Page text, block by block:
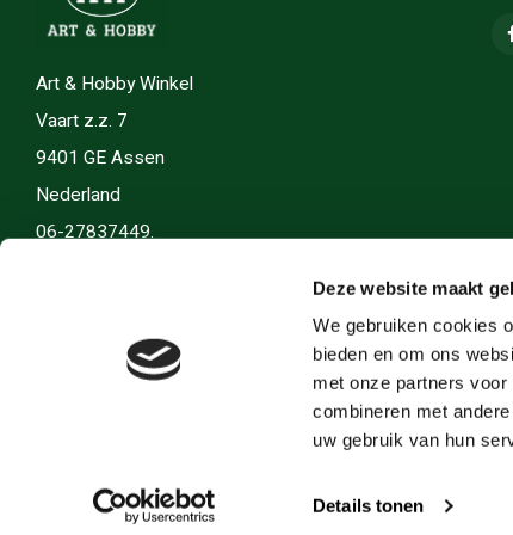
Deze website maakt
We gebruiken cookies
bieden en om ons
met onze partners
combineren met
uw gebruik van hun
Details tonen
Art & Hobby Winkel
Vaart z.z. 7
9401 GE Assen
Nederland
06-27837449.